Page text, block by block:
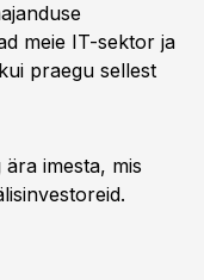
meie IT-sektor ja
praegu sellest
imesta, mis